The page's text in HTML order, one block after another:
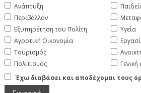
Ανάπτυξη
Περιβάλλον
Εξυπηρέτηση του Πολίτη
Αγροτική Οικονομία
Τουρισμός
Πολιτισμός
Υγεία
Έχω διαβάσει και αποδέχομαι τους